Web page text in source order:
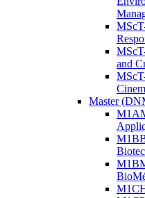
and
Master